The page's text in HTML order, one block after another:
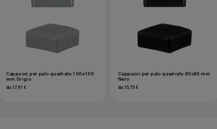
Cappucci per palo quadrato 100x100
mm Grigio
da 17,91 €
Cappucci per palo quadrato 80x80 mm
Nero
da 15,75 €